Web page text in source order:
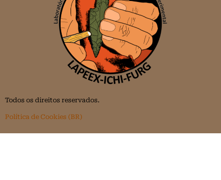
Todos os direitos reservados.
Política de Cookies (BR)